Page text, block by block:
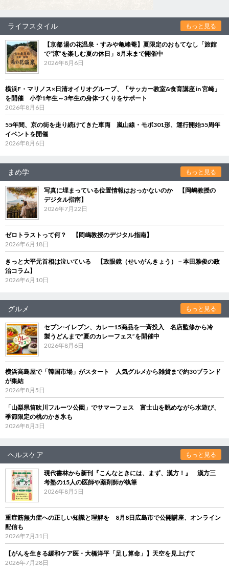
ライフスタイル もっと見る
【京都 湯の花温泉・すみや亀峰菴】夏限定のおもてなし「旅館
で“涼”を楽しむ夏の休日」8月末まで開催中
2026年8月6日
横浜F・マリノス×日清オイリオグループ、「サッカー教室&食育講座 in 宮崎」
を開催 小学1年生～3年生の身体づくりをサポート
2026年8月6日
55年間、京の街を走り続けてきた車両 嵐山線・モボ301形、運行開始55周年
イベントを開催
2026年8月6日
まめ学 もっと見る
写真に埋まっている位置情報はおっかないのか 【岡嶋教授の
デジタル指南】
2026年7月22日
ゼロトラストって何？ 【岡嶋教授のデジタル指南】
2026年6月18日
きっと大平元首相は泣いている 【政眼鏡（せいがんきょう）－本田雅俊の政
治コラム】
2026年6月10日
グルメ もっと見る
セブン‐イレブン、カレー15商品を一斉投入 名店監修から冷
製うどんまで“夏のカレーフェス”を開催中
2026年8月6日
横浜高島屋で「韓国市場」がスタート 人気グルメから雑貨まで約30ブランド
が集結
2026年8月5日
「山梨県笛吹川フルーツ公園」でサマーフェス 富士山を眺めながら水遊び、
季節限定の桃のかき氷も
2026年8月3日
ヘルスケア もっと見る
現代書林から新刊『こんなときには、まず、漢方！』 漢方三
考塾の15人の医師や薬剤師が執筆
2026年8月5日
重症筋無力症への正しい知識と理解を 8月8日広島市で公開講座、オンライン
配信も
2026年7月31日
【がんを生きる緩和ケア医・大橋洋平「足し算命」】天空を見上げて
2026年7月28日